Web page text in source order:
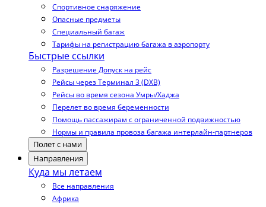
Спортивное снаряжение
Опасные предметы
Специальный багаж
Тарифы на регистрацию багажа в аэропорту
Быстрые ссылки
Разрешение Допуск на рейс
Рейсы через Терминал 3 (DXB)
Рейсы во время сезона Умры/Хаджа
Перелет во время беременности
Помощь пассажирам с ограниченной подвижностью
Нормы и правила провоза багажа интерлайн-партнеров
Полет с нами
Направления
Куда мы летаем
Все направления
Африка